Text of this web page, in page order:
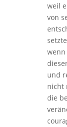
weil
von
und
nicht
die